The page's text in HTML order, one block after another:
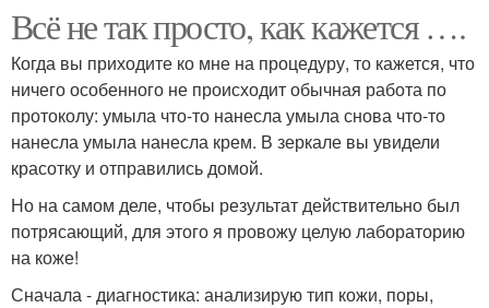
Всё не так просто, как кажется ….
Когда вы приходите ко мне на процедуру, то кажется, что
ничего особенного не происходит обычная работа по
протоколу: умыла что-то нанесла умыла снова что-то
нанесла умыла нанесла крем. В зеркале вы увидели
красотку и отправились домой.
Но на самом деле, чтобы результат действительно был
потрясающий, для этого я провожу целую лабораторию
на коже!
Сначала - диагностика: анализирую тип кожи, поры,